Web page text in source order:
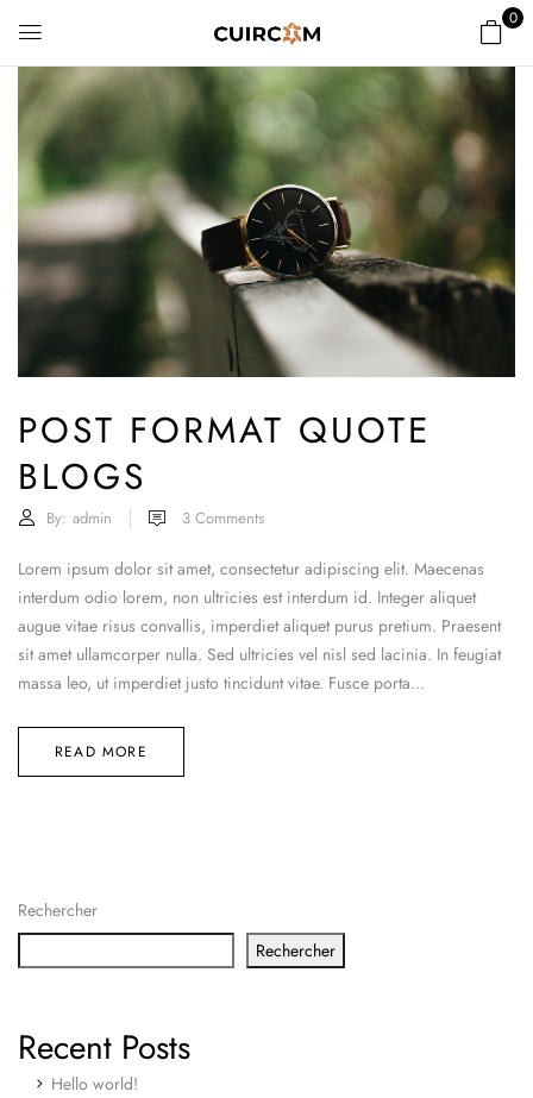
0
Rechercher
Rechercher
Recent Posts
Hello world!
POST FORMAT QUOTE
BLOGS
By: admin 3 Comments
Lorem ipsum dolor sit amet, consectetur adipiscing elit. Maecenas
interdum odio lorem, non ultricies est interdum id. Integer aliquet
augue vitae risus convallis, imperdiet aliquet purus pretium. Praesent
sit amet ullamcorper nulla. Sed ultricies vel nisl sed lacinia. In feugiat
massa leo, ut imperdiet justo tincidunt vitae. Fusce porta...
READ MORE